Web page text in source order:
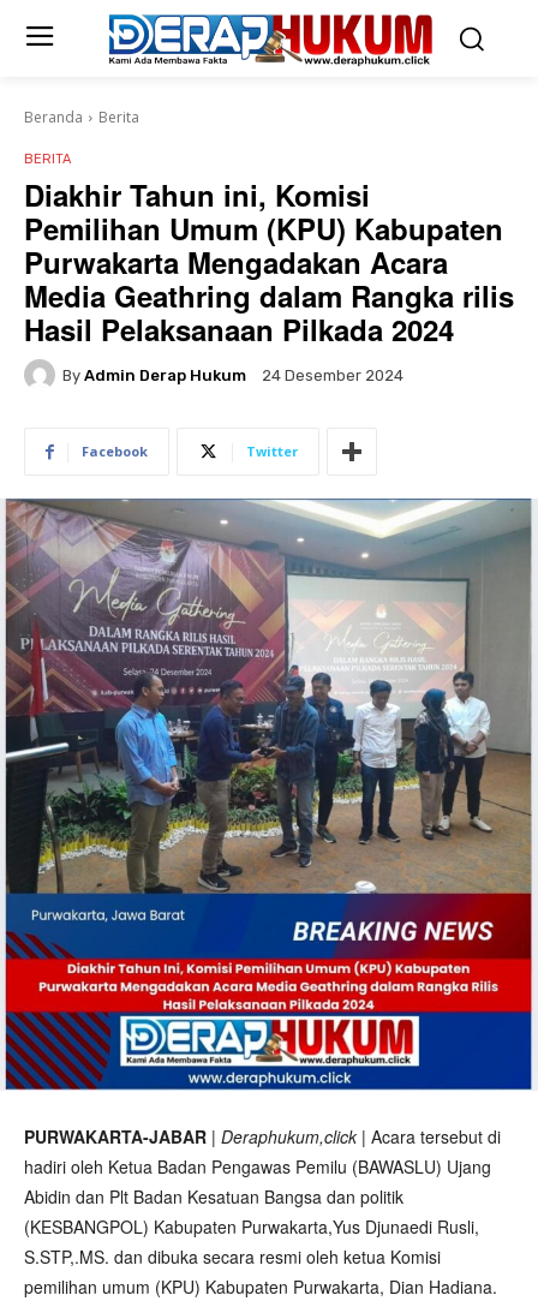
Beranda Berita
BERITA
Diakhir Tahun ini, Komisi
Pemilihan Umum (KPU) Kabupaten
Purwakarta Mengadakan Acara
Media Geathring dalam Rangka rilis
Hasil Pelaksanaan Pilkada 2024
By Admin Derap Hukum 24 Desember 2024
Facebook Twitter
PURWAKARTA-JABAR | Deraphukum,click | Acara tersebut di
hadiri oleh Ketua Badan Pengawas Pemilu (BAWASLU) Ujang
Abidin dan Plt Badan Kesatuan Bangsa dan politik
(KESBANGPOL) Kabupaten Purwakarta,Yus Djunaedi Rusli,
S.STP,.MS. dan dibuka secara resmi oleh ketua Komisi
pemilihan umum (KPU) Kabupaten Purwakarta, Dian Hadiana.